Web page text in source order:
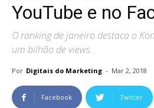
YouTube e no
O ranking de janeiro destaca o
um bilhão de views.
Por Digitais do Marketing - Mar 2, 2018
Facebook Twitter